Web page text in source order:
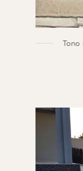
Tono